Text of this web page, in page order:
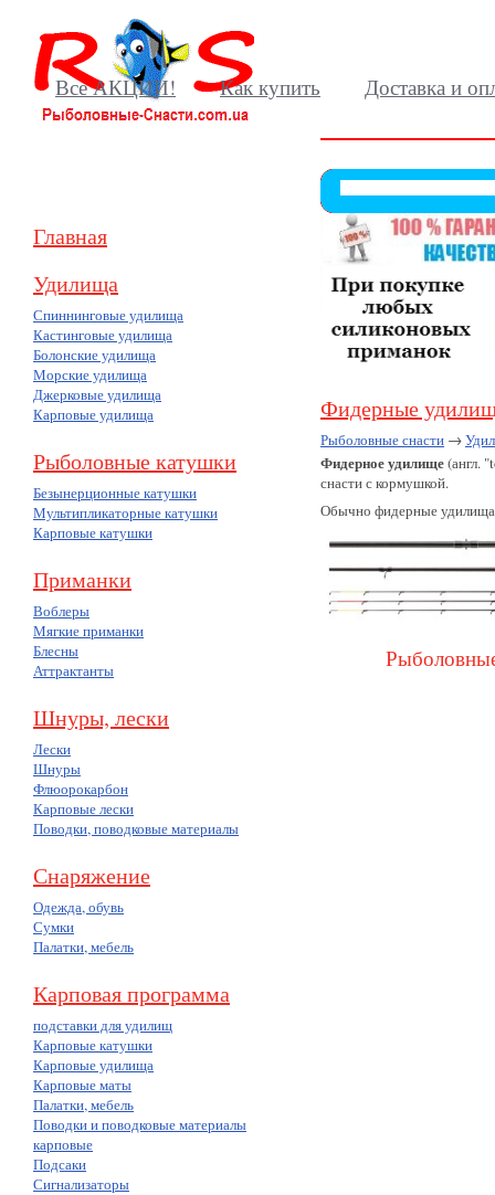
Все АКЦИИ! Как купить Доставка и
Главная
Удилища
Спиннинговые удилища
Кастинговые удилища
Болонские удилища
Морские удилища
Джерковые удилища
Карповые удилища
Рыболовные катушки
Безынерционные катушки
Мультипликаторные катушки
Карповые катушки
Приманки
Воблеры
Мягкие приманки
Блесны
Аттрактанты
Шнуры, лески
Лески
Шнуры
Флюорокарбон
Карповые лески
Поводки, поводковые материалы
Снаряжение
Одежда, обувь
Сумки
Палатки, мебель
Карповая программа
подставки для удилищ
Карповые катушки
Карповые удилища
Карповые маты
Палатки, мебель
Поводки и поводковые материалы
карповые
Подсаки
Сигнализаторы
Фидерные
Рыболовные снасти →
Фидерное удилище(англ.
снасти с кормушкой.
Обычно фидерные удилища